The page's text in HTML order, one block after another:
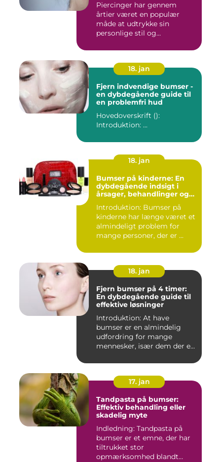
Piercinger har gennem
årtier været en populær
måde at udtrykke sin
personlige stil og
18. jan
Fjern indvendige bumser -
en dybdegående guide til
en problemfri hud
Hovedoverskrift ():
Introduktion: ...
18. jan
Bumser på kinderne: En
dybdegående indsigt i
årsager, behandlinger og
Introduktion: Bumser på
kinderne har længe været et
almindeligt problem for
mange personer, der er ...
18. jan
Fjern bumser på 4 timer:
En dybdegående guide til
effektive løsninger
Introduktion: At have
bumser er en almindelig
udfordring for mange
mennesker, især dem der er
17. jan
Tandpasta på bumser:
Effektiv behandling eller
skadelig myte
Indledning: Tandpasta på
bumser er et emne, der har
tiltrukket stor
opmærksomhed blandt